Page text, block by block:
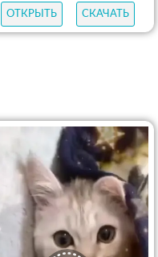
ОТКРЫТЬ СКАЧАТЬ